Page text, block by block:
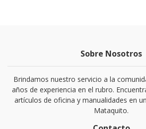
Sobre Nosotros
Brindamos nuestro servicio a la
años de experiencia en el rubro.
artículos de oficina y manualidades en
Mataquito.